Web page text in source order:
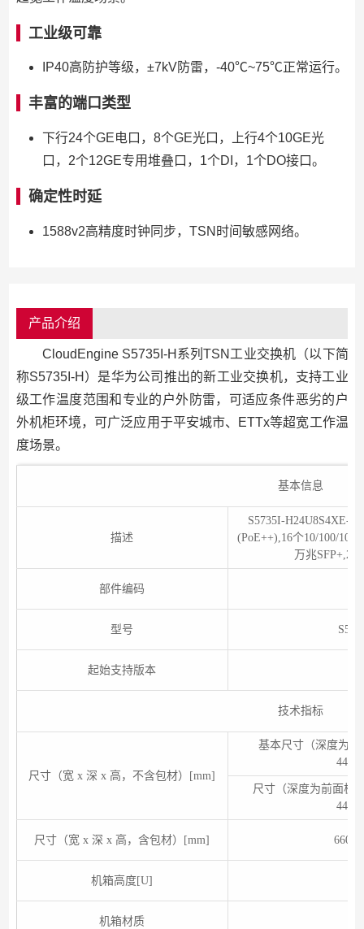
工业级可靠
IP40高防护等级，±7kV防雷，-40℃~75℃正常运行。
丰富的端口类型
下行24个GE电口，8个GE光口，上行4个10GE光
口，2个12GE专用堆叠口，1个DI，1个DO接口。
确定性时延
1588v2高精度时钟同步，TSN时间敏感网络。
产品介绍
CloudEngine S5735I-H系列TSN工业交换机（以下简
称S5735I-H）是华为公司推出的新工业交换机，支持工业
级工作温度范围和专业的户外防雷，可适应条件恶劣的户
外机柜环境，可广泛应用于平安城市、ETTx等超宽工作温
度场景。
基本信息
描述
S5735I-H24U8S4XE-
(PoE++),16个10/100/
万兆SFP+,2
部件编码
型号
起始支持版本
技术指标
尺寸（宽 x 深 x 高，不含包材）[mm]
基本尺寸（深度为
尺寸（深度为前面板
尺寸（宽 x 深 x 高，含包材）[mm]
机箱高度[U]
机箱材质